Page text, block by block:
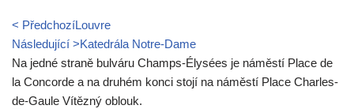
< PředchozíLouvre
Následující >Katedrála Notre-Dame
Na jedné straně bulváru Champs-Élysées je náměstí Place de
la Concorde a na druhém konci stojí na náměstí Place Charles-
de-Gaule Vítězný oblouk.